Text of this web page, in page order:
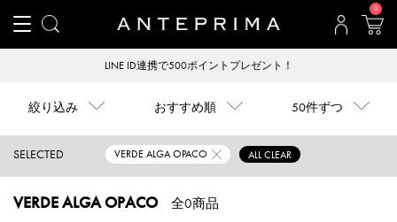
0
LINE ID連携で500ポイントプレゼント！
絞り込み おすすめ順 50件ずつ
SELECTED VERDE ALGA OPACO ALL CLEAR
VERDE ALGA OPACO 全0商品